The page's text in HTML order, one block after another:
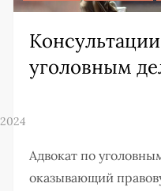
уголовным
Адвокат по
оказывающий